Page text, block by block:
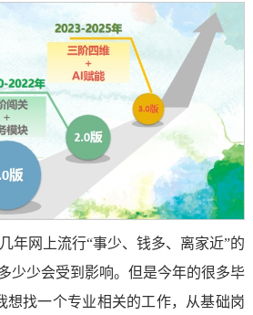
年网上流行“事少、钱多、离家近”的
少少会受到影响。但是今年的很多毕
想找一个专业相关的工作，从基础岗